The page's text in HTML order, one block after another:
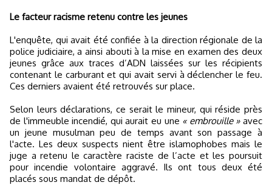
Le facteur racisme retenu contre les jeunes
L'enquête, qui avait été confiée à la direction régionale de la
police judiciaire, a ainsi abouti à la mise en examen des deux
jeunes grâce aux traces d’ADN laissées sur les récipients
contenant le carburant et qui avait servi à déclencher le feu.
Ces derniers avaient été retrouvés sur place.
Selon leurs déclarations, ce serait le mineur, qui réside près
de l'immeuble incendié, qui aurait eu une « embrouille »avec
un jeune musulman peu de temps avant son passage à
l'acte. Les deux suspects nient être islamophobes mais le
juge a retenu le caractère raciste de l’acte et les poursuit
pour incendie volontaire aggravé. Ils ont tous deux été
placés sous mandat de dépôt.